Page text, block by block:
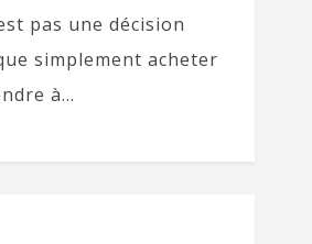
pas une décision
simplement acheter
à...